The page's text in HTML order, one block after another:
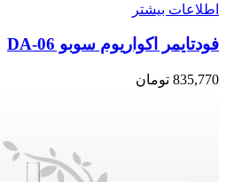
اطلاعات بیشتر
فودتایمر اکواریوم سوبو DA-06
835,770 تومان